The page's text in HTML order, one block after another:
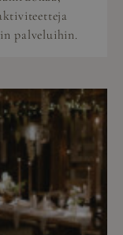
palveluihin.